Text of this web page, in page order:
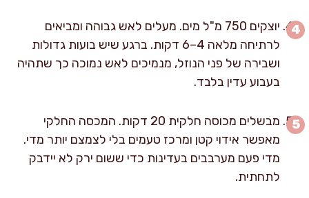
יוצקים 750 מ"ל מים. מעלים לאש גבוהה ומביאים
לרתיחה מלאה 4–6 דקות. ברגע שיש בועות גדולות
ושבירה של פני הנוזל, מנמיכים לאש נמוכה כך שתהיה
בעבוע עדין בלבד.
מבשלים מכוסה חלקית 20 דקות. המכסה החלקי
מאפשר אידוי קטן ומרכז טעמים בלי לצמצם יותר מדי.
מדי פעם מערבבים בעדינות כדי ששום ירק לא יידבק
לתחתית.